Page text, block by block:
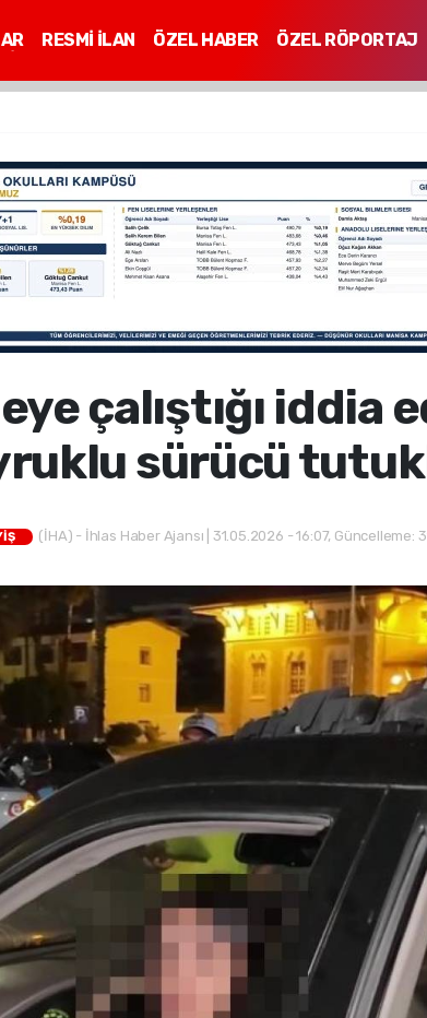
RESMİ İLAN ÖZEL HABER ÖZEL RÖPORTAJ
çalıştığı iddia
sürücü
(İHA) - İhlas Haber Ajansı | 31.05.2026 - 16:07, Güncelleme: